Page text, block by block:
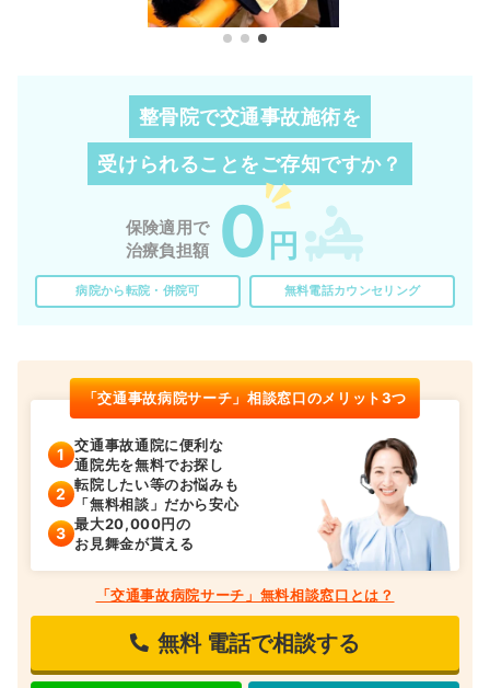
整骨院で交通事故施術を
受けられることをご存知ですか？
保険適用で
治療負担額
0 円
病院から転院・併院可 無料電話カウンセリング
「交通事故病院サーチ」相談窓口のメリット3つ
交通事故通院に便利な
通院先を無料でお探し
転院したい等のお悩みも
「無料相談」だから安心
最大20,000円の
お見舞金が貰える
「交通事故病院サーチ」無料相談窓口とは？
無料 電話で相談する